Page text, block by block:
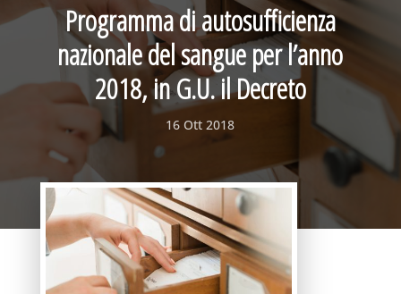
Programma di autosufficienza
nazionale del sangue per l’anno
2018, in G.U. il Decreto
16 Ott 2018